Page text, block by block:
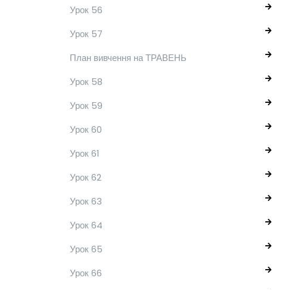
Урок 56
Урок 57
План вивчення на ТРАВЕНЬ
Урок 58
Урок 59
Урок 60
Урок 61
Урок 62
Урок 63
Урок 64
Урок 65
Урок 66